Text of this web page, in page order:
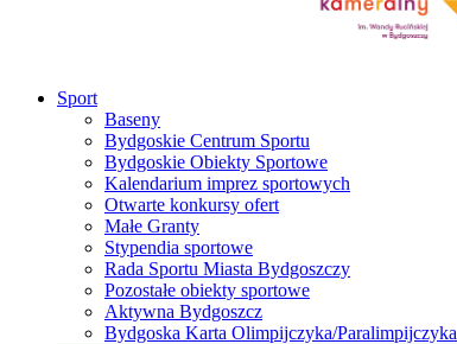
Sport
Baseny
Bydgoskie Centrum Sportu
Bydgoskie Obiekty Sportowe
Kalendarium imprez sportowych
Otwarte konkursy ofert
Małe Granty
Stypendia sportowe
Rada Sportu Miasta Bydgoszczy
Pozostałe obiekty sportowe
Aktywna Bydgoszcz
Bydgoska Karta Olimpijczyka/Paralimpijczyka